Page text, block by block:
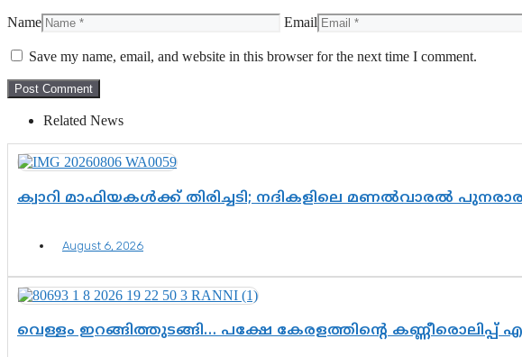
Name Email
Save my name, email, and website in this browser for the next time I comment.
Related News
ക്വാറി മാഫിയകൾക്ക് തിരിച്ചടി; നദികളിലെ മണൽവാരൽ
August 6, 2026
വെള്ളം ഇറങ്ങിത്തുടങ്ങി… പക്ഷേ കേരളത്തിന്റെ കണ്ണീരൊലിപ്പ്